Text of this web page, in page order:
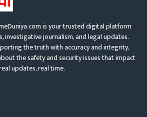
is your trusted digital platform
investigative journalism, and legal updates.
the truth with accuracy and integrity,
the safety and security issues that impact
updates, real time.